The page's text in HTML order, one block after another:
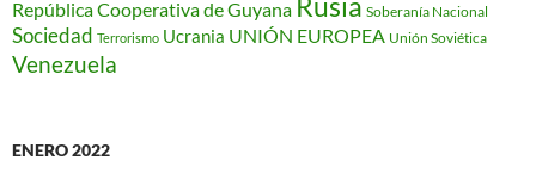
República Cooperativa de Guyana Soberanía Nacional
Sociedad Terrorismo Ucrania UNIÓN EUROPEA Unión Soviética
Venezuela
ENERO 2022